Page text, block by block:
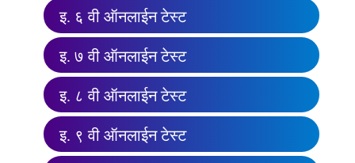
इ. ६ वी ऑनलाईन टेस्ट
इ. ७ वी ऑनलाईन टेस्ट
इ. ८ वी ऑनलाईन टेस्ट
इ. ९ वी ऑनलाईन टेस्ट